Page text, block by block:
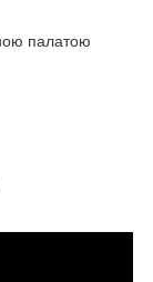
палатою